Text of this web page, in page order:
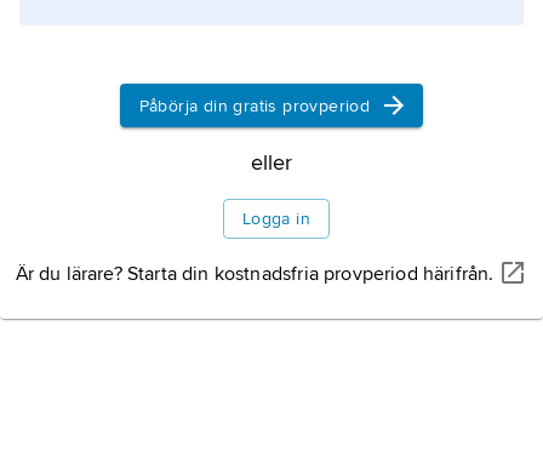
Påbörja din gratis provperiod
eller
Logga in
Är du lärare? Starta din kostnadsfria provperiod härifrån.